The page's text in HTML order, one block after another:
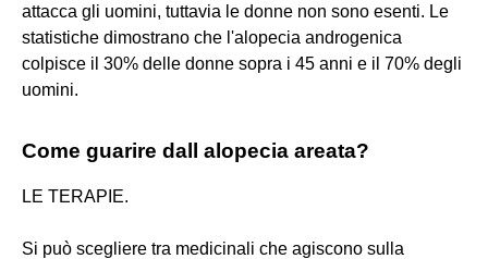
attacca gli uomini, tuttavia le donne non sono esenti. Le
statistiche dimostrano che l'alopecia androgenica
colpisce il 30% delle donne sopra i 45 anni e il 70% degli
uomini.
Come guarire dall alopecia areata?
LE TERAPIE.
Si può scegliere tra medicinali che agiscono sulla